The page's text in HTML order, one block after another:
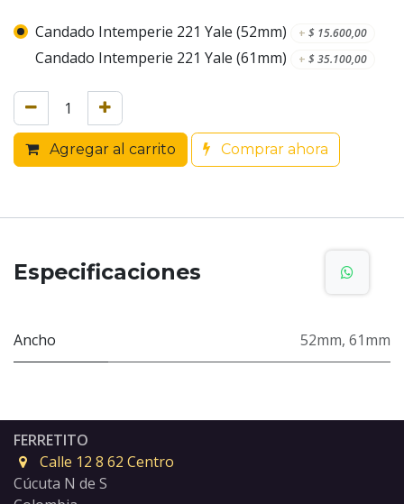
Candado Intemperie 221 Yale (52mm) + $ 15.600,00
Candado Intemperie 221 Yale (61mm) + $35.100,00
Agregar al carrito Comprar ahora
Especificaciones
Ancho 52mm, 61mm
FERRETITO
Calle 12 8 62 Centro
Cúcuta N de S